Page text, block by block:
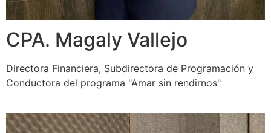
CPA. Magaly Vallejo
Directora Financiera, Subdirectora de Programación y
Conductora del programa "Amar sin rendirnos"